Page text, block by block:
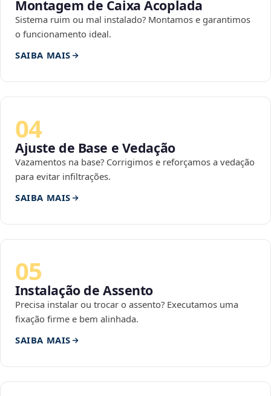
Montagem de Caixa Acoplada
Sistema ruim ou mal instalado? Montamos e garantimos
o funcionamento ideal.
SAIBA MAIS
04
Ajuste de Base e Vedação
Vazamentos na base? Corrigimos e reforçamos a vedação
para evitar infiltrações.
SAIBA MAIS
05
Instalação de Assento
Precisa instalar ou trocar o assento? Executamos uma
fixação firme e bem alinhada.
SAIBA MAIS